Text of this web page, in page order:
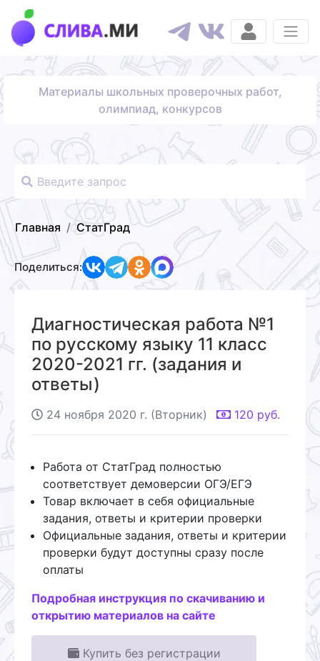
Материалы школьных проверочных работ,
олимпиад, конкурсов
Главная СтатГрад
Поделиться:
Диагностическая работа №1
по русскому языку 11 класс
2020-2021 гг. (задания и
ответы)
24 ноября 2020 г. (Вторник) 120 руб.
Работа от СтатГрад полностью
соответствует демоверсии ОГЭ/ЕГЭ
Товар включает в себя официальные
задания, ответы и критерии проверки
Официальные задания, ответы и критерии
проверки будут доступны сразу после
оплаты
Подробная инструкция по скачиванию и
открытию материалов на сайте
Купить без регистрации